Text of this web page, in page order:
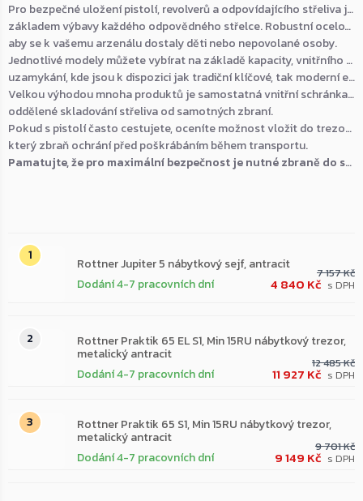
Pro bezpečné uložení pistolí, revolverů a odpovídajícího střeliva jsou tyto speciální schránky naprostým
základem výbavy každého odpovědného střelce. Robustní ocelová konstrukce spolehlivě zamezí tomu,
aby se k vašemu arzenálu dostaly děti nebo nepovolané osoby.
Jednotlivé modely můžete vybírat na základě kapacity, vnitřního uspořádání nebo preferovaného typu
uzamykání, kde jsou k dispozici jak tradiční klíčové, tak moderní elektronické kódy.
Velkou výhodou mnoha produktů je samostatná vnitřní schránka, která umožňuje zákonem vyžadované
oddělené skladování střeliva od samotných zbraní.
Pokud s pistolí často cestujete, oceníte možnost vložit do trezoru přenosný GunBox s polstrovaným vnitřkem,
který zbraň ochrání před poškrábáním během transportu.
Pamatujte, že pro maximální bezpečnost je nutné zbraně do sejfu ukládat vždy v nenabitém stavu a řádně zajištěné.
Rottner Jupiter 5 nábytkový sejf, antracit
Dodání 4-7 pracovních dní
7 157 Kč
4 840 Kč
Rottner Praktik 65 EL S1, Min 15RU nábytkový trezor,
metalický antracit
Dodání 4-7 pracovních dní
12 485 Kč
11 927 Kč
Rottner Praktik 65 S1, Min 15RU nábytkový trezor,
metalický antracit
Dodání 4-7 pracovních dní
9 701 Kč
9 149 Kč